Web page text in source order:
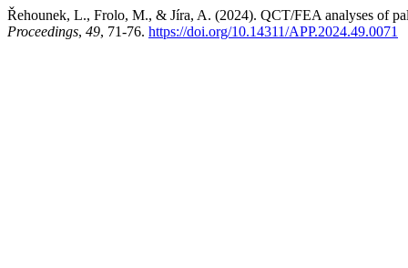
Řehounek, L., Frolo, M., & Jíra, A. (2024). QCT/FEA analyses of
Proceedings, 49, 71-76. https://doi.org/10.14311/APP.2024.49.0071